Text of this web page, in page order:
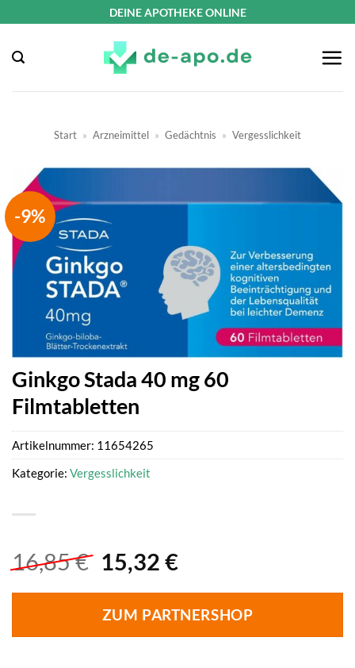
springen
DEINE APOTHEKE ONLINE
Start » Arzneimittel » Gedächtnis » Vergesslichkeit
-9%
Ginkgo Stada 40 mg 60
Filmtabletten
16,85€ Ursprünglicher
war:
16,85 €
15,32 €Aktueller
ist:
15,32 €.
ZUM PARTNERSHOP
Artikelnummer: 11654265
Kategorie: Vergesslichkeit